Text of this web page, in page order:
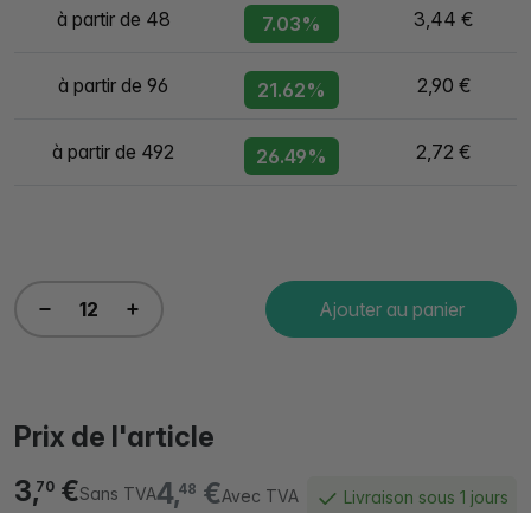
à partir de 48 7.03% 3,44 €
à partir de 96 21.62% 2,90 €
à partir de 492 26.49% 2,72 €
Ajouter au panier
Prix de l'article
4,48 €Avec TVA
3,70 €Sans TVA Livraison sous 1 jours